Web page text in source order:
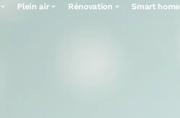
Plein air Rénovation Smart home